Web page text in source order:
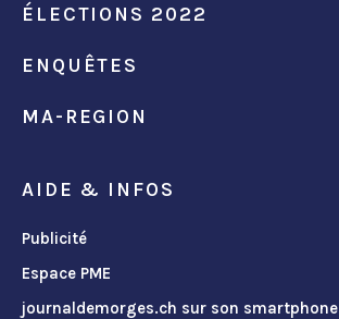
ÉLECTIONS 2022
ENQUÊTES
MA-REGION
AIDE & INFOS
Publicité
Espace PME
journaldemorges.ch sur son smartphone